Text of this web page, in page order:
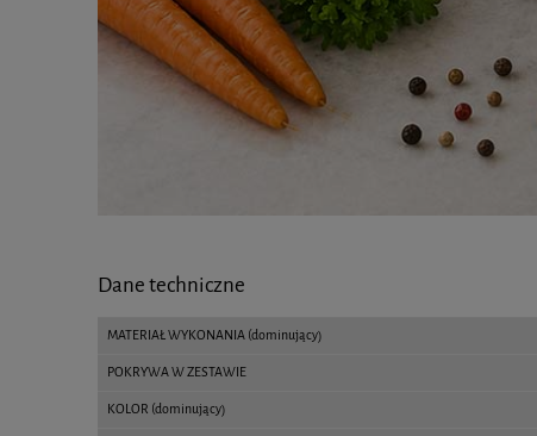
Dane techniczne
MATERIAŁ WYKONANIA (dominujący)
POKRYWA W ZESTAWIE
KOLOR (dominujący)